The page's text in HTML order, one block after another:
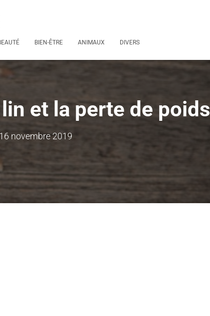
BIEN-ÊTRE ANIMAUX DIVERS
et la perte de poids
16 novembre 2019